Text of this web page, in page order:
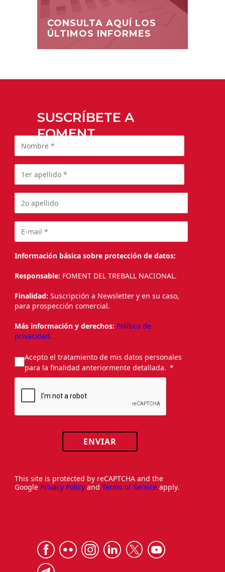
CONSULTA AQUÍ LOS
ÚLTIMOS INFORMES
SUSCRÍBETE A
FOMENT
Información básica sobre protección de datos:
Responsable: FOMENT DEL TREBALL NACIONAL.
Finalidad: Suscripción a Newsletter y en su caso,
para prospección comercial.
Más información y derechos: Política de
privacidad.
Acepto el tratamiento de mis datos personales
para la finalidad anteriormente detallada.
ENVIAR
This site is protected by reCAPTCHA and the
Google Privacy Policy and Terms of Service apply.